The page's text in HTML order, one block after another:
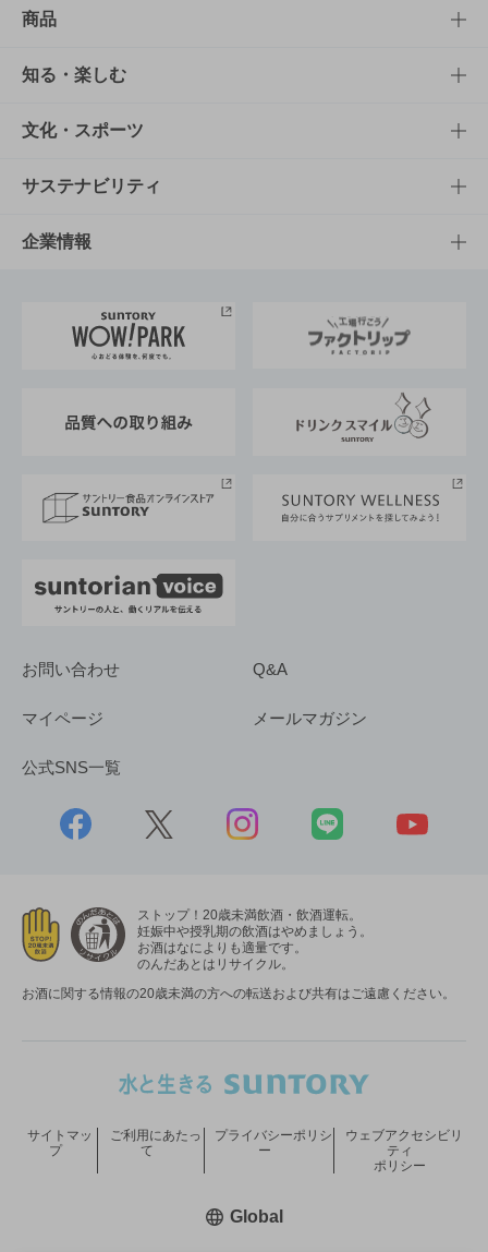
商品
商品TOP
商品一覧
商品発売情報
栄養成分一覧
知る・楽しむ
知る・楽しむTOP
キャンペーン
工場見学
地域情報
文化・スポーツ
文化・スポーツTOP
サントリーホール
サントリーサンバーズ大阪
サステナビリティ
サステナビリティTOP
サントリーが考えるサステナビリティ経営
企業情報
企業概要
採用情報
お問い合わせ Q&A
マイページ メールマガジン
公式SNS一覧
ストップ！20歳未満飲酒・飲酒運転。
妊娠中や授乳期の飲酒はやめましょう。
お酒はなによりも適量です。
のんだあとはリサイクル。
お酒に関する情報の20歳未満の方への転送および共有はご遠慮ください。
サイトマッ
プ
ご利用にあたっ
て
プライバシーポリシ
ー
ウェブアクセシビリ
ティ
ポリシー
Global新しいウィンドウで開く